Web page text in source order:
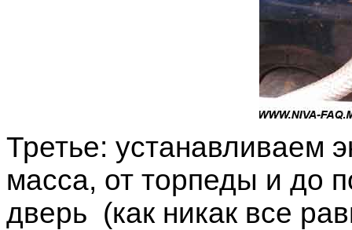
Третье: устанавливаем
масса, от торпеды и до
дверь (как никак все